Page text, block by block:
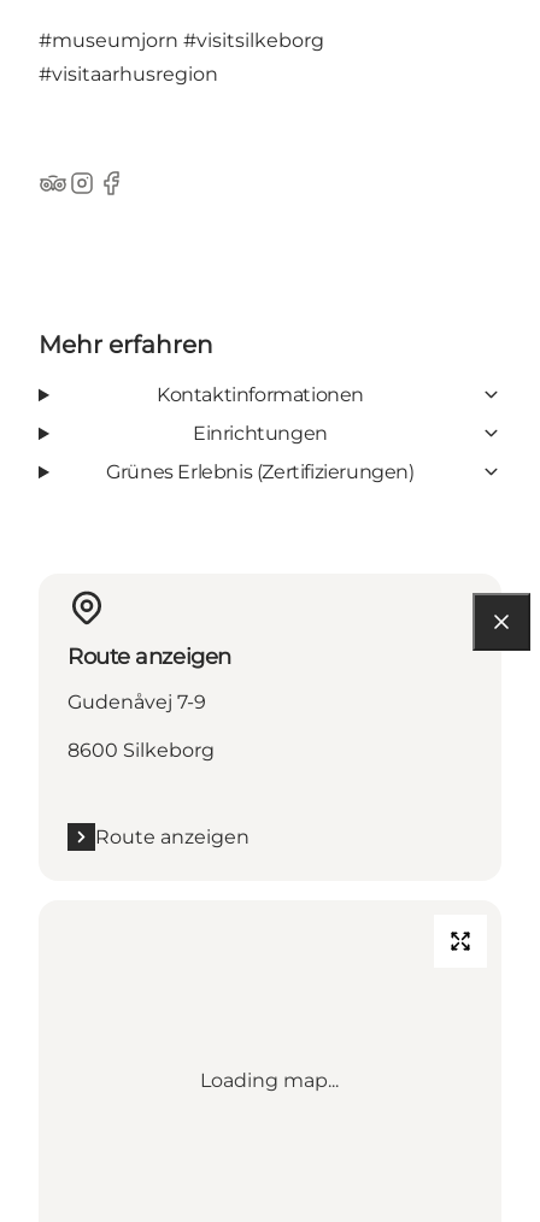
#museumjorn #visitsilkeborg
#visitaarhusregion
TripAdvisor
Instagram
Facebook
Mehr erfahren
Kontaktinformationen
Einrichtungen
Grünes Erlebnis (Zertifizierungen)
Route anzeigen
Gudenåvej 7-9
8600 Silkeborg
Route anzeigen
Loading map...